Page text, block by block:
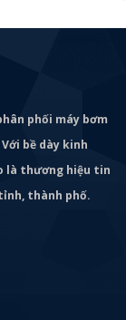
phối máy bơm
bề dày kinh
là thương hiệu tin
thành phố.